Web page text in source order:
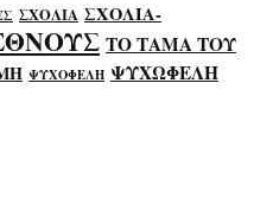
ΣΧΟΛΙΑ ΣΧΟΛΙΑ-
ΤΟ ΤΑΜΑ ΤΟΥ
ΨΥΧΟΦΕΛΗ ΨΥΧΩΦΕΛΗ